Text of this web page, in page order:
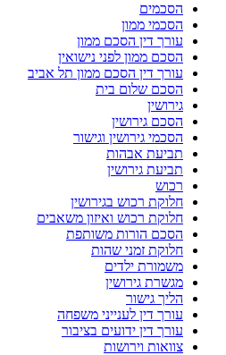
הסכמים
הסכמי ממון
עורך דין הסכם ממון
הסכם ממון לפני נישואין
עורך דין הסכם ממון תל אביב
הסכם שלום בית
גירושין
הסכם גירושין
הסכמי גירושין וגישור
תביעת אבהות
תביעת גירושין
רכוש
חלוקת רכוש בגירושין
חלוקת רכוש ואיזון משאבים
הסכם הורות משותפת
חלוקת זמני שהות
משמורת ילדים
מגשרת גירושין
הליך גישור
עורך דין לענייני משפחה
עורך דין ידועים בציבור
צוואות וירושות